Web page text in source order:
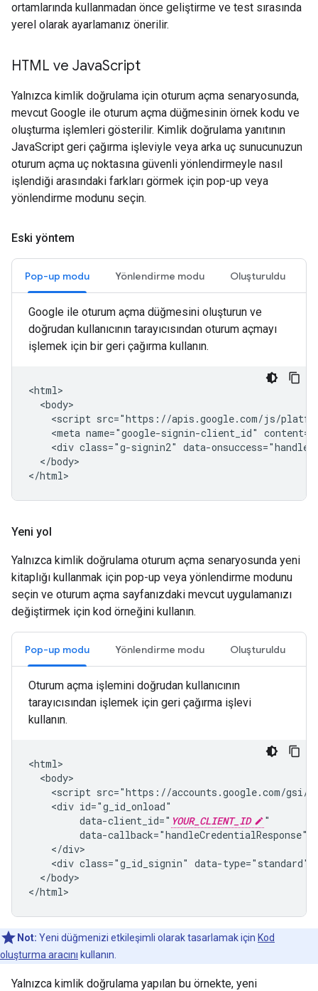
ortamlarında kullanmadan önce geliştirme ve test sırasında
yerel olarak ayarlamanız önerilir.
HTML ve JavaScript
Yalnızca kimlik doğrulama için oturum açma senaryosunda,
mevcut Google ile oturum açma düğmesinin örnek kodu ve
oluşturma işlemleri gösterilir. Kimlik doğrulama yanıtının
JavaScript geri çağırma işleviyle veya arka uç sunucunuzun
oturum açma uç noktasına güvenli yönlendirmeyle nasıl
işlendiği arasındaki farkları görmek için pop-up veya
yönlendirme modunu seçin.
Eski yöntem
Pop-up modu Yönlendirme modu Oluşturuldu
Google ile oturum açma düğmesini oluşturun ve
doğrudan kullanıcının tarayıcısından oturum açmayı
işlemek için bir geri çağırma kullanın.
<html>
  <body>
<script src="https://apis.google.com/js/
    <meta name="google-signin-client_id" content="
<div class="g-signin2" data-
  </body>
Yeni yol
Yalnızca kimlik doğrulama oturum açma senaryosunda yeni
kitaplığı kullanmak için pop-up veya yönlendirme modunu
seçin ve oturum açma sayfanızdaki mevcut uygulamanızı
değiştirmek için kod örneğini kullanın.
Pop-up modu Yönlendirme modu Oluşturuldu
Oturum açma işlemini doğrudan kullanıcının
tarayıcısından işlemek için geri çağırma işlevi
kullanın.
<html>
  <body>
<script src="https://accounts.google.com/gsi/
    <div id="g_id_onload"
         data-client_id="
YOUR_CLIENT_ID
"
         data-callback="handleCredentialResponse">
    </div>
<div class="g_id_signin" data-
  </body>
Not: Yeni düğmenizi etkileşimli olarak tasarlamak için Kod
oluşturma aracını kullanın.
Yalnızca kimlik doğrulama yapılan bu örnekte, yeni